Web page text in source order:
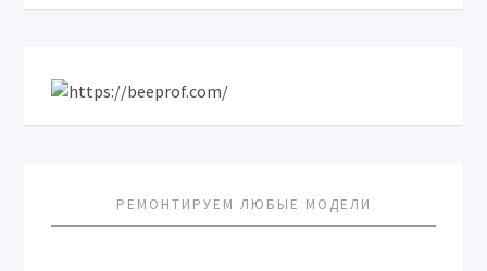
РЕМОНТИРУЕМ ЛЮБЫЕ МОДЕЛИ